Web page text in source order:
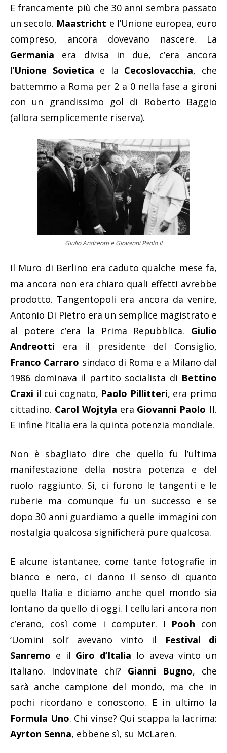
E francamente più che 30 anni sembra passato
un secolo. Maastricht e l’Unione europea, euro
compreso, ancora dovevano nascere. La
Germania era divisa in due, c’era ancora
l’Unione Sovietica e la Cecoslovacchia, che
battemmo a Roma per 2 a 0 nella fase a gironi
con un grandissimo gol di Roberto Baggio
(allora semplicemente riserva).
Giulio Andreotti e Giovanni Paolo II
Il Muro di Berlino era caduto qualche mese fa,
ma ancora non era chiaro quali effetti avrebbe
prodotto. Tangentopoli era ancora da venire,
Antonio Di Pietro era un semplice magistrato e
al potere c’era la Prima Repubblica. Giulio
Andreotti era il presidente del Consiglio,
Franco Carraro sindaco di Roma e a Milano dal
1986 dominava il partito socialista di Bettino
Craxi il cui cognato, Paolo Pillitteri, era primo
cittadino. Carol Wojtyla era Giovanni Paolo II.
E infine l’Italia era la quinta potenzia mondiale.
Non è sbagliato dire che quello fu l’ultima
manifestazione della nostra potenza e del
ruolo raggiunto. Sì, ci furono le tangenti e le
ruberie ma comunque fu un successo e se
dopo 30 anni guardiamo a quelle immagini con
nostalgia qualcosa significherà pure qualcosa.
E alcune istantanee, come tante fotografie in
bianco e nero, ci danno il senso di quanto
quella Italia e diciamo anche quel mondo sia
lontano da quello di oggi. I cellulari ancora non
c’erano, così come i computer. I Pooh con
‘Uomini soli’ avevano vinto il
Festival di
Sanremo e il Giro d’Italia lo aveva vinto un
italiano. Indovinate chi? Gianni Bugno, che
sarà anche campione del mondo, ma che in
pochi ricordano e conoscono. E in ultimo la
Formula Uno. Chi vinse? Qui scappa la lacrima:
Ayrton Senna, ebbene sì, su McLaren.